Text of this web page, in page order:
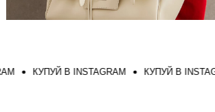
КУПУЙ В INSTAGRAM КУПУЙ В INSTAGRAM